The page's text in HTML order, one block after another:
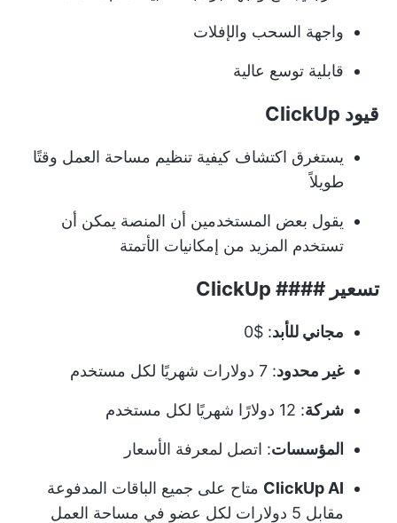
واجهة السحب والإفلات
قابلية توسع عالية
قيود ClickUp
يستغرق اكتشاف كيفية تنظيم مساحة العمل وقتًا
طويلاً
يقول بعض المستخدمين أن المنصة يمكن أن
تستخدم المزيد من إمكانيات الأتمتة
تسعير #### ClickUp
مجاني للأبد: $0
غير محدود: 7 دولارات شهريًا لكل مستخدم
شركة: 12 دولارًا شهريًا لكل مستخدم
المؤسسات: اتصل لمعرفة الأسعار
ClickUp AI متاح على جميع الباقات المدفوعة
مقابل 5 دولارات لكل عضو في مساحة العمل